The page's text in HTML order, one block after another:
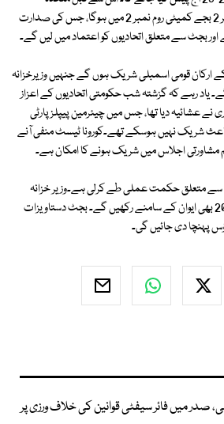
حکومت کا اہم اجلاس آج دوپہر 2 بجے کمیٹی روم نمبر 2 میں ہوگا، جس کی صدارت
بجٹ سے متعلق اتحادیوں کو اعتماد میں لیں گے۔
ارکان قومی اسمبلی شریک ہوں گے جنہیں وزیرخزانہ
یاد رہے کہ گزشتہ شب حکومتی اتحادیوں کے اعزاز
عشائیہ دیا تھا، جس میں چیئرمین پیپلز پارٹی
باعث شریک نہیں ہوسکے تھے۔کورونا ٹیسٹ منفی آنے
مشاورتی اجلاس میں شریک ہونے کا امکان ہے۔
متعلق حکمت عملی طے کرلی ہے۔وزیر خزانہ
مفتاح اسماعیل فنانس بل 2022 بھی ایوان کے سامنے رکھیں گے۔ بجٹ دستاویزات
صدر میں فائر سیفٹی قوانین کی خلاف ورزی پر